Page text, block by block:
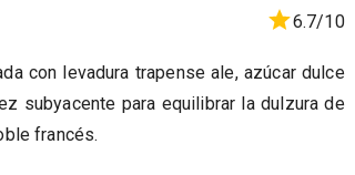
6.7/10
con levadura trapense ale, azúcar dulce
subyacente para equilibrar la dulzura de
francés.